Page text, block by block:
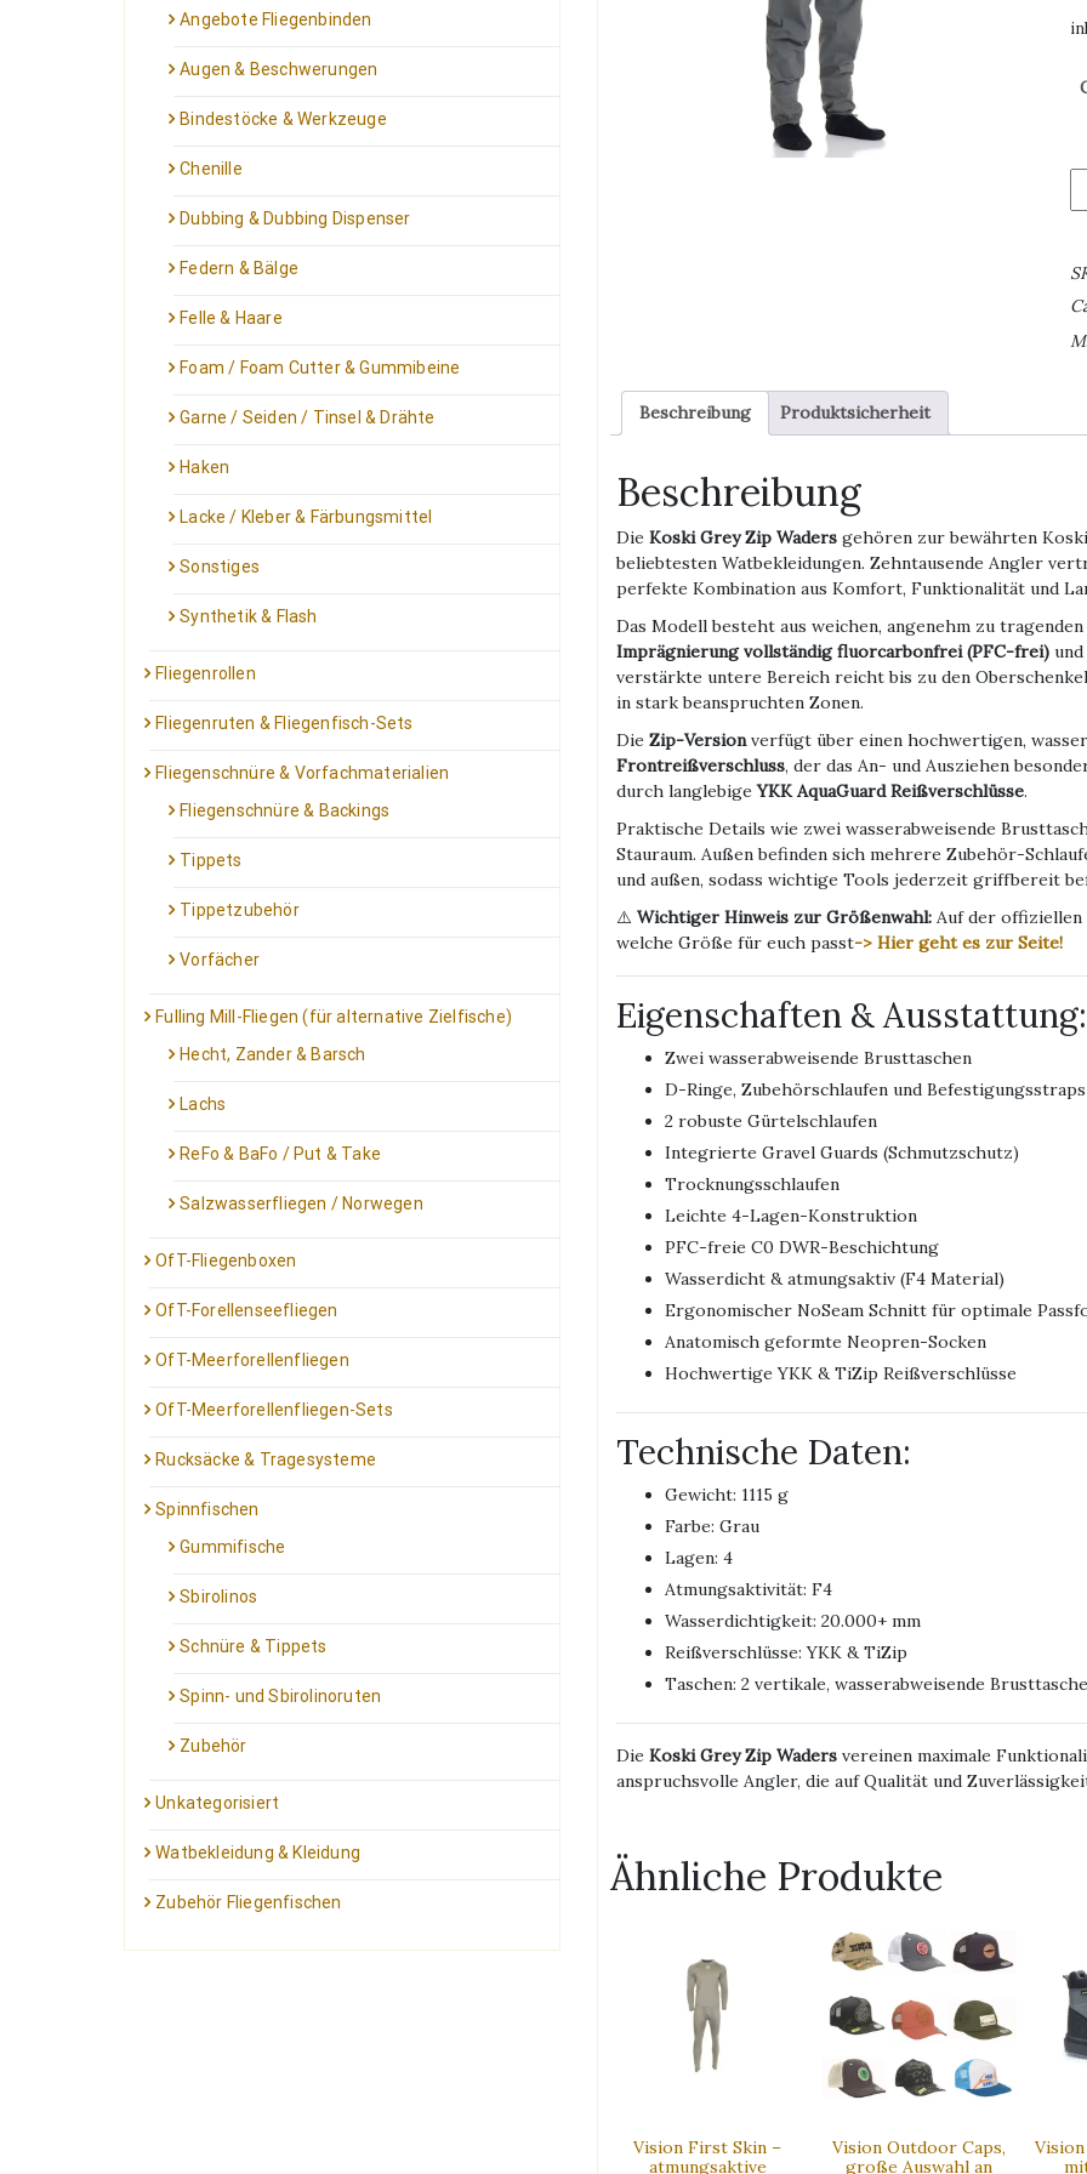
Beschreibung Produktsicherheit
Beschreibung
Die Koski Grey Zip Waders gehören zur bewährten
beliebtesten Watbekleidungen. Zehntausende Angler
perfekte Kombination aus Komfort, Funktionalität und
Das Modell besteht aus weichen, angenehm zu
Imprägnierung vollständig fluorcarbonfrei (PFC-frei)
verstärkte untere Bereich reicht bis zu den
in stark beanspruchten Zonen.
Die Zip-Versionverfügt über einen hochwertigen,
Frontreißverschluss, der das An- und Ausziehen
durch langlebigeYKK AquaGuard Reißverschlüsse.
Praktische Details wie zwei wasserabweisende
Stauraum. Außen befinden sich mehrere Zubehör-
und außen, sodass wichtige Tools jederzeit griffbereit
⚠️ Wichtiger Hinweis zur Größenwahl: Auf der offiziellen
welche Größe für euch passt-> Hier geht es zur Seite!
Eigenschaften & Ausstattung:
Zwei wasserabweisende Brusttaschen
D-Ringe, Zubehörschlaufen und Befestigungsstraps
2 robuste Gürtelschlaufen
Integrierte Gravel Guards (Schmutzschutz)
Trocknungsschlaufen
Leichte 4-Lagen-Konstruktion
PFC-freie C0 DWR-Beschichtung
Wasserdicht & atmungsaktiv (F4 Material)
Ergonomischer NoSeam Schnitt für optimale
Anatomisch geformte Neopren-Socken
Hochwertige YKK & TiZip Reißverschlüsse
Technische Daten:
Gewicht: 1115 g
Farbe: Grau
Lagen: 4
Atmungsaktivität: F4
Wasserdichtigkeit: 20.000+ mm
Reißverschlüsse: YKK & TiZip
Taschen: 2 vertikale, wasserabweisende
Die Koski Grey Zip Waders vereinen maximale
anspruchsvolle Angler, die auf Qualität und
Ähnliche Produkte
Vision First Skin –
atmungsaktive
Vision Outdoor Caps,
große Auswahl an
Angebote Fliegenbinden
Augen & Beschwerungen
Bindestöcke & Werkzeuge
Chenille
Dubbing & Dubbing Dispenser
Federn & Bälge
Felle & Haare
Foam / Foam Cutter & Gummibeine
Garne / Seiden / Tinsel & Drähte
Haken
Lacke / Kleber & Färbungsmittel
Sonstiges
Synthetik & Flash
Fliegenrollen
Fliegenruten & Fliegenfisch-Sets
Fliegenschnüre & Vorfachmaterialien
Fliegenschnüre & Backings
Tippets
Tippetzubehör
Vorfächer
Fulling Mill-Fliegen (für alternative Zielfische)
Hecht, Zander & Barsch
Lachs
ReFo & BaFo / Put & Take
Salzwasserfliegen / Norwegen
OfT-Fliegenboxen
OfT-Forellenseefliegen
OfT-Meerforellenfliegen
OfT-Meerforellenfliegen-Sets
Rucksäcke & Tragesysteme
Spinnfischen
Gummifische
Sbirolinos
Schnüre & Tippets
Spinn- und Sbirolinoruten
Zubehör
Unkategorisiert
Watbekleidung & Kleidung
Zubehör Fliegenfischen